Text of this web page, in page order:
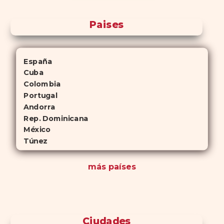
Paises
España
Cuba
Colombia
Portugal
Andorra
Rep. Dominicana
México
Túnez
más países
Ciudades